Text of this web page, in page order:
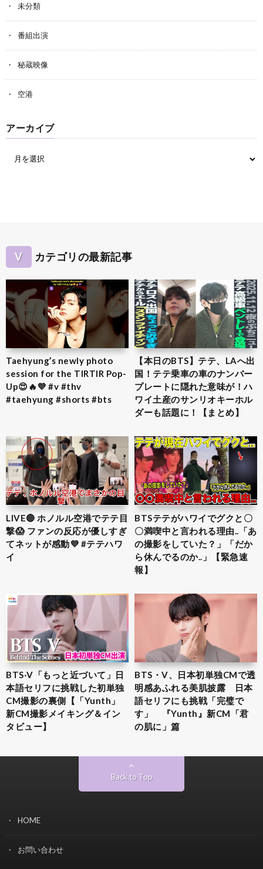
未分類
番組出演
秘蔵映像
空港
アーカイブ
V カテゴリの最新記事
Taehyung’s newly photo
session for the TIRTIR Pop-
Up😍🔥💜 #v #thv
#taehyung #shorts #bts
【本日のBTS】テテ、LAへ出
国！テテ乗車の車のナンバー
プレートに隠れた意味が！ハ
ワイ土産のサンリオキーホル
ダーも話題に！【まとめ】
LIVE🔴 ホノルル空港でテテ目
撃😱 ファンの反応が優しすぎ
てネットが感動💜 #テテハワ
イ
BTSテテがハワイでグクと〇
〇満喫中と言われる理由..「あ
の撮影をしていた？」「だか
ら休んでるのか..」【緊急速
報】
BTS‧V「もっと近づいて」日
本語セリフに挑戦した初単独
CM撮影の裏側【「Yunth」
新CM撮影メイキング＆イン
タビュー】
BTS・V、日本初単独CMで透
明感あふれる美肌披露 日本
語セリフにも挑戦「完璧で
す」 『Yunth』新CM「君
の肌に」篇
Back to Top
HOME
お問い合わせ